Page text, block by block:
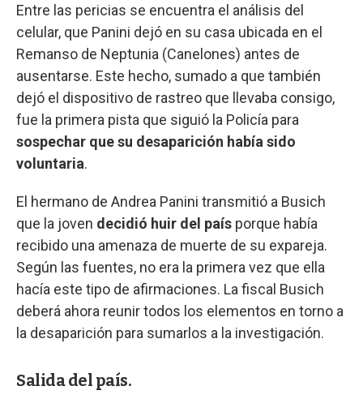
Entre las pericias se encuentra el análisis del
celular, que Panini dejó en su casa ubicada en el
Remanso de Neptunia (Canelones) antes de
ausentarse. Este hecho, sumado a que también
dejó el dispositivo de rastreo que llevaba consigo,
fue la primera pista que siguió la Policía para
sospechar que su desaparición había sido
voluntaria.
El hermano de Andrea Panini transmitió a Busich
que la joven decidió huir del país porque había
recibido una amenaza de muerte de su expareja.
Según las fuentes, no era la primera vez que ella
hacía este tipo de afirmaciones. La fiscal Busich
deberá ahora reunir todos los elementos en torno a
la desaparición para sumarlos a la investigación.
Salida del país.